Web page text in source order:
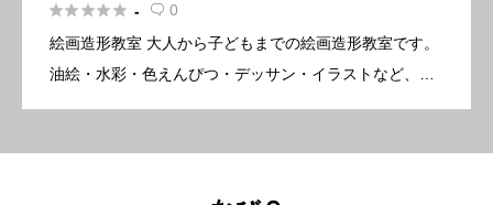
 -  0
絵画造形教室 大人から子どもまでの絵画造形教室です。
油絵・水彩・色えんぴつ・デッサン・イラストなど、
様々なジャンルをじっくり教えます。 基本情報 所在地〒